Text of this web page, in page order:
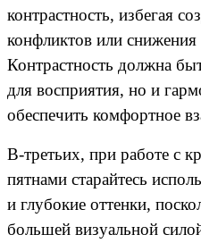
контрастность, избегая
конфликтов или снижения
Контрастность должна
для восприятия, но и
обеспечить комфортное
В-третьих, при работе с
пятнами старайтесь
и глубокие оттенки,
большей визуальной